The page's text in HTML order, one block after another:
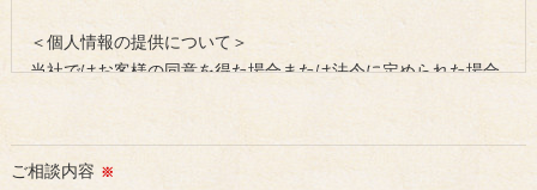
＜個人情報の提供について＞
当社ではお客様の同意を得た場合または法令に定められた場合
ご相談内容 ※